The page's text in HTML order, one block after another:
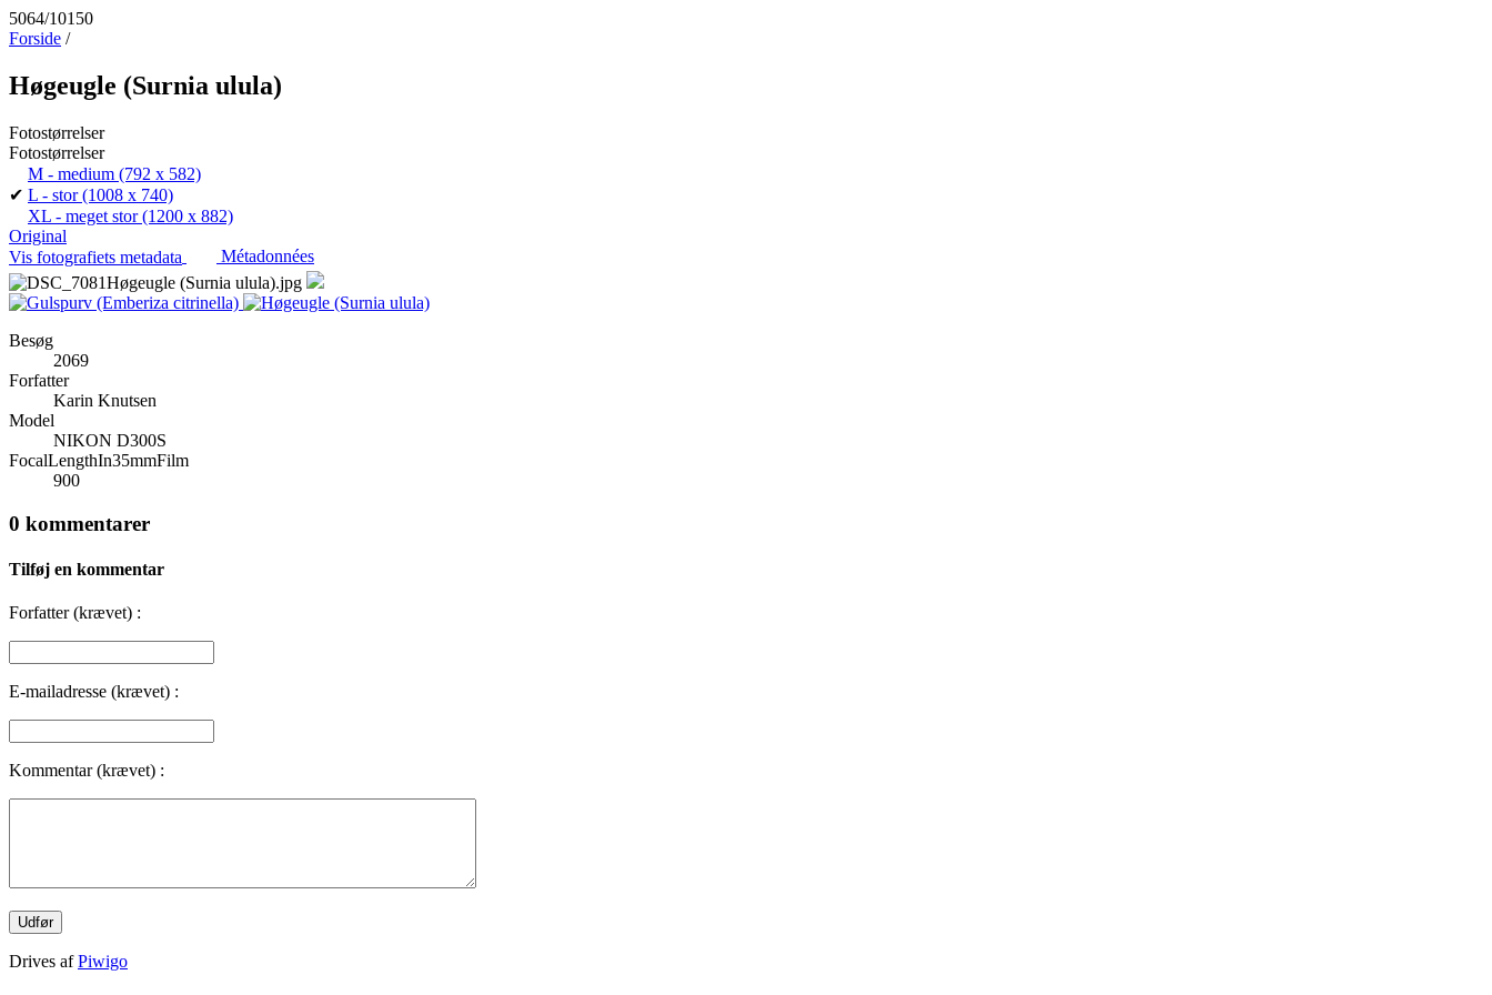
5064/10150
Forside /
Høgeugle (Surnia ulula)
Fotostørrelser
Fotostørrelser
M - medium (792 x 582)
✔ L - stor(1008 x 740)
XL - meget stor(1200 x 882)
Original
Vis fotografiets metadata
Métadonnées
Besøg
2069
Forfatter
Karin Knutsen
Model
NIKON D300S
FocalLengthIn35mmFilm
900
0 kommentarer
Tilføj en kommentar
Forfatter (krævet) :
E-mailadresse (krævet) :
Kommentar (krævet) :
Drives afPiwigo